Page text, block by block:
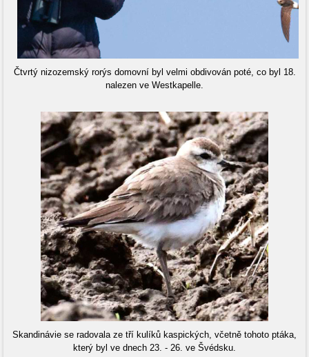
Čtvrtý nizozemský rorýs domovní byl velmi obdivován poté, co byl 18.
nalezen ve Westkapelle.
Skandinávie se radovala ze tří kulíků kaspických, včetně tohoto ptáka,
který byl ve dnech 23. - 26. ve Švédsku.